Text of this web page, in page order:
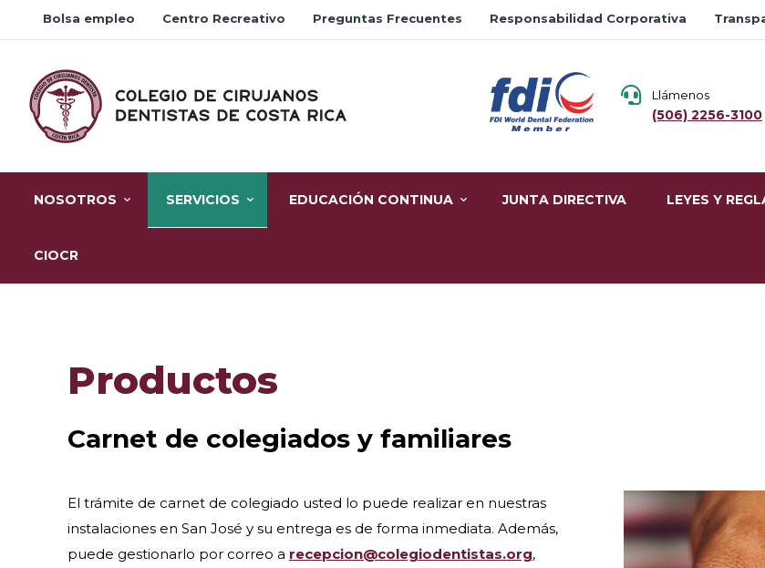
Bolsa empleo Centro Recreativo Preguntas Frecuentes Responsabilidad Corporativa
Llámenos
(506) 2256-3100
NOSOTROS SERVICIOS EDUCACIÓN CONTINUA JUNTA DIRECTIVA LEYES Y
CIOCR
Productos
Carnet de colegiados y familiares
El trámite de carnet de colegiado usted lo puede realizar en nuestras
instalaciones en San José y su entrega es de forma inmediata. Además,
puede gestionarlo por correo a recepcion@colegiodentistas.org,